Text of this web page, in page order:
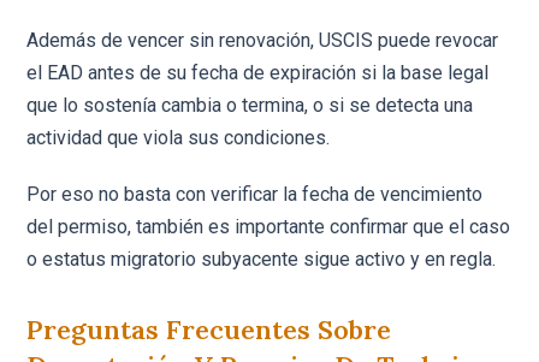
Además de vencer sin renovación, USCIS puede revocar
el EAD antes de su fecha de expiración si la base legal
que lo sostenía cambia o termina, o si se detecta una
actividad que viola sus condiciones.
Por eso no basta con verificar la fecha de vencimiento
del permiso, también es importante confirmar que el caso
o estatus migratorio subyacente sigue activo y en regla.
Preguntas Frecuentes Sobre